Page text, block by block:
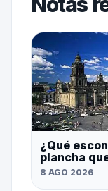
¿Qué
plancha
8 AGO 2026